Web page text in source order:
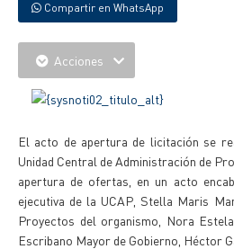
Compartir en WhatsApp
Acciones
El acto de apertura de licitación se
Unidad Central de Administración de
apertura de ofertas, en un acto
ejecutiva de la UCAP, Stella Maris
Proyectos del organismo, Nora
Escribano Mayor de Gobierno, Héctor